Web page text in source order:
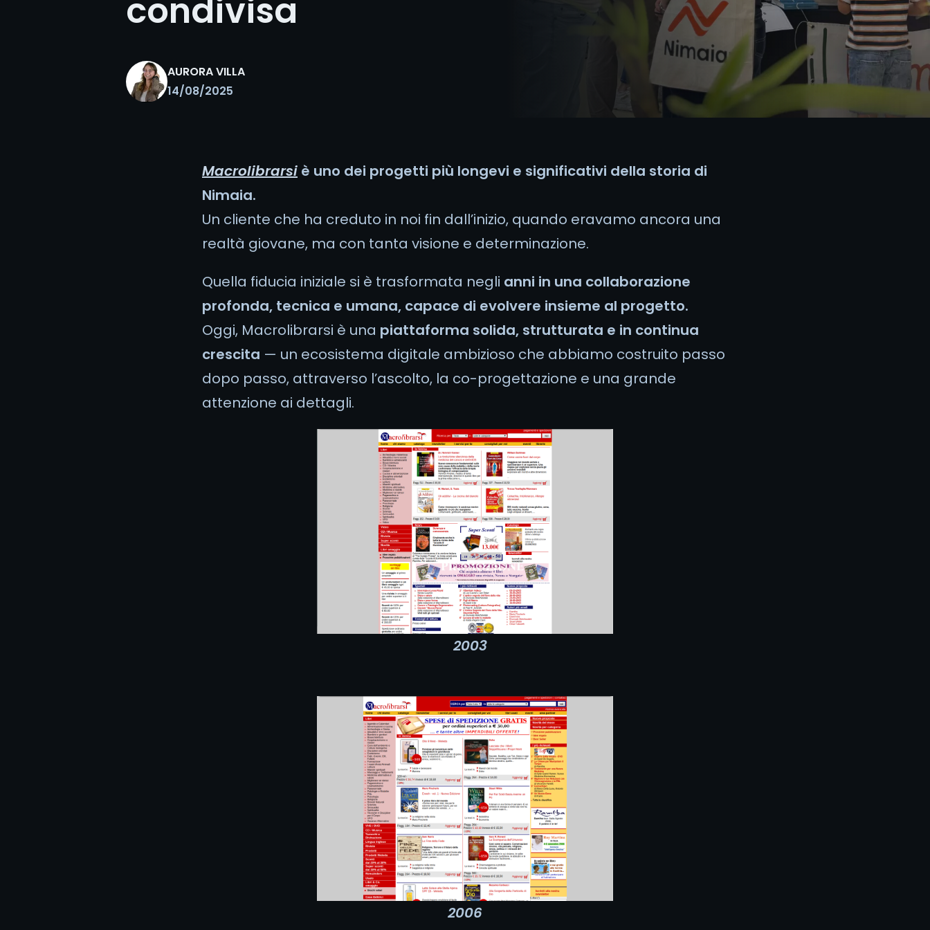
condivisa
AURORA VILLA
14/08/2025
Macrolibrarsi è uno dei progetti più longevi e significativi della storia di
Nimaia.
Un cliente che ha creduto in noi fin dall’inizio, quando eravamo ancora una
realtà giovane, ma con tanta visione e determinazione.
Quella fiducia iniziale si è trasformata negli anni in una collaborazione
profonda, tecnica e umana, capace di evolvere insieme al progetto.
Oggi, Macrolibrarsi è una piattaforma solida, strutturata e in continua
crescita — un ecosistema digitale ambizioso che abbiamo costruito passo
dopo passo, attraverso l’ascolto, la co-progettazione e una grande
attenzione ai dettagli.
2003
2006